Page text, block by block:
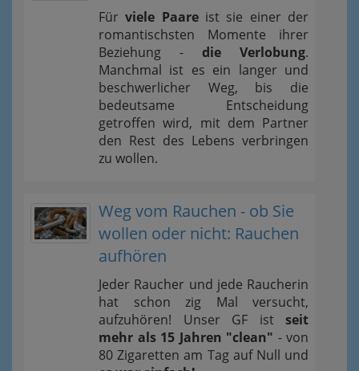
Fürviele Paareist sie einer der
romantischsten Momente ihrer
Beziehung - die Verlobung.
Manchmal ist es ein langer und
beschwerlicher Weg, bis die
bedeutsame Entscheidung
getroffen wird, mit dem Partner
den Rest des Lebens verbringen
zu wollen.
Weg vom Rauchen - ob Sie
wollen oder nicht: Rauchen
aufhören
Jeder Raucher und jede Raucherin
hat schon zig Mal versucht,
aufzuhören! Unser GF ist seit
mehr als 15 Jahren "clean" - von
80 Zigaretten am Tag auf Null und